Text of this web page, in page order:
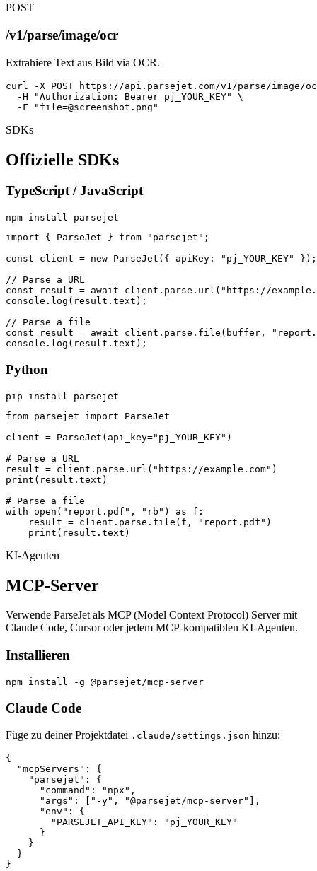
POST
/v1/parse/image/ocr
Extrahiere Text aus Bild via OCR.
curl -X POST https://api.parsejet.com/v1/parse/image/
  -H "Authorization: Bearer pj_YOUR_KEY" \
  -F "
file=@screenshot.png "
SDKs
Offizielle SDKs
TypeScript / JavaScript
npm install parsejet
import { ParseJet } from "parsejet";
const client = new ParseJet({ apiKey: "pj_YOUR_KEY" });
// Parse a URL
const result = await client.parse.url("https://
console.log(result.text);
// Parse a file
const result = await client.parse.file(buffer,
console.log(result.text);
Python
pip install parsejet
from parsejet import ParseJet
client = ParseJet(api_key="pj_YOUR_KEY")
# Parse a URL
result = client.parse.url("https://example.com")
print(result.text)
# Parse a file
with open("report.pdf", "rb") as f:
    result = client.parse.file(f, "report.pdf")
    print(result.text)
KI-Agenten
MCP-Server
Verwende ParseJet als MCP (Model Context Protocol) Server mit
Claude Code, Cursor oder jedem MCP-kompatiblen KI-Agenten.
Installieren
npm install -g @parsejet/mcp-server
Claude Code
Füge zu deiner Projektdatei .claude/settings.json hinzu:
{
  "mcpServers": {
    "parsejet": {
      "command": "npx",
      "args": ["-y", "@parsejet/mcp-server"],
      "env": {
        "PARSEJET_API_KEY": "pj_YOUR_KEY"
      }
    }
  }
}